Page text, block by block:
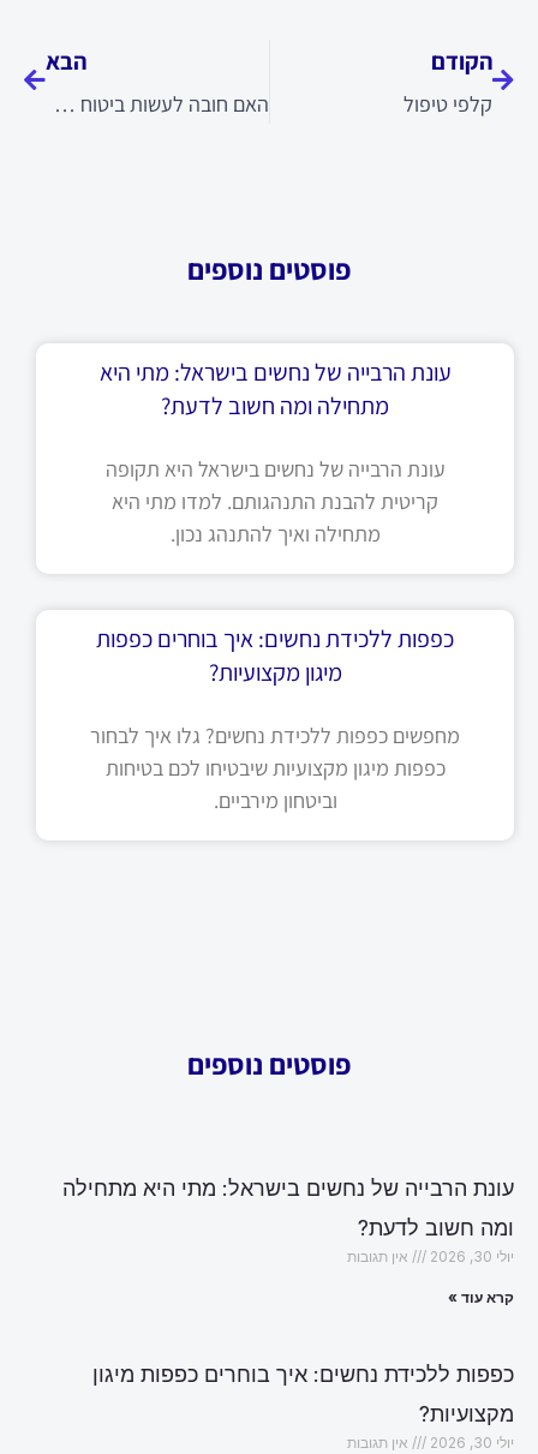
הקודם
קלפי טיפול
הבא
האם חובה לעשות ביטוח חיים למשכנתא
פוסטים נוספים
עונת הרבייה של נחשים בישראל: מתי היא
מתחילה ומה חשוב לדעת?
עונת הרבייה של נחשים בישראל היא תקופה
קריטית להבנת התנהגותם. למדו מתי היא
מתחילה ואיך להתנהג נכון.
כפפות ללכידת נחשים: איך בוחרים כפפות
מיגון מקצועיות?
מחפשים כפפות ללכידת נחשים? גלו איך לבחור
כפפות מיגון מקצועיות שיבטיחו לכם בטיחות
וביטחון מירביים.
פוסטים נוספים
עונת הרבייה של נחשים בישראל: מתי היא מתחילה
ומה חשוב לדעת?
יולי 30, 2026 אין תגובות
קרא עוד »
כפפות ללכידת נחשים: איך בוחרים כפפות מיגון
מקצועיות?
יולי 30, 2026 אין תגובות